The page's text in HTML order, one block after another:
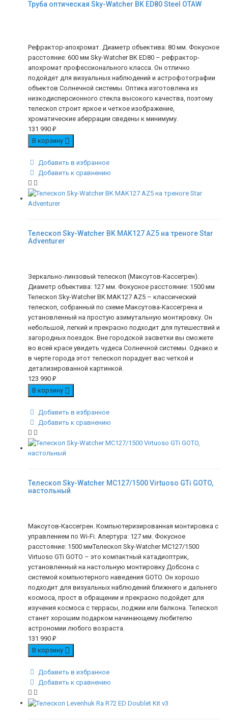
Труба оптическая Sky-Watcher BK ED80 Steel OTAW
Рефрактор-апохромат. Диаметр объектива: 80 мм. Фокусное
расстояние: 600 мм Sky-Watcher BK ED80 – рефрактор-
апохромат профессионального класса. Он отлично
подойдет для визуальных наблюдений и астрофотографии
объектов Солнечной системы. Оптика изготовлена из
низкодисперсионного стекла высокого качества, поэтому
телескоп строит яркое и четкое изображение,
хроматические аберрации сведены к минимуму.
131 990 ₽
В корзину
Добавить в избранное
Добавить к сравнению
Телескоп Sky-Watcher BK MAK127 AZ5 на треноге Star
Adventurer
Зеркально-линзовый телескоп (Максутов-Кассегрен).
Диаметр объектива: 127 мм. Фокусное расстояние: 1500 мм
Телескоп Sky-Watcher BK MAK127 AZ5 – классический
телескоп, собранный по схеме Максутова-Кассегрена и
установленный на простую азимутальную монтировку. Он
небольшой, легкий и прекрасно подходит для путешествий и
загородных поездок. Вне городской засветки вы сможете
во всей красе увидеть чудеса Солнечной системы. Однако и
в черте города этот телескоп порадует вас четкой и
детализированной картинкой.
123 990 ₽
В корзину
Добавить в избранное
Добавить к сравнению
Телескоп Sky-Watcher MC127/1500 Virtuoso GTi GOTO,
настольный
Максутов-Кассегрен. Компьютеризированная монтировка с
управлением по Wi-Fi. Апертура: 127 мм. Фокусное
расстояние: 1500 ммТелескоп Sky-Watcher MC127/1500
Virtuoso GTi GOTO – это компактный катадиоптрик,
установленный на настольную монтировку Добсона с
системой компьютерного наведения GOTO. Он хорошо
подходит для визуальных наблюдений ближнего и дальнего
космоса, прост в обращении и прекрасно подойдет для
изучения космоса с террасы, лоджии или балкона. Телескоп
станет хорошим подарком начинающему любителю
астрономии любого возраста.
131 990 ₽
В корзину
Добавить в избранное
Добавить к сравнению